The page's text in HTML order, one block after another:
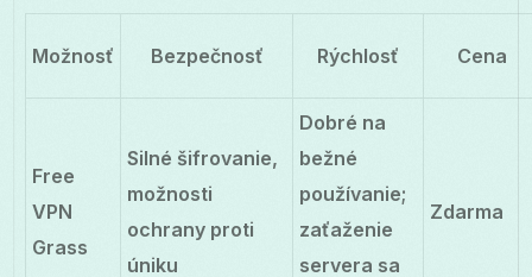
Možnosť Bezpečnosť Rýchlosť Cena
Free
VPN
Grass
Silné šifrovanie,
možnosti
ochrany proti
úniku
Dobré na
bežné
používanie;
zaťaženie
servera sa
Zdarma